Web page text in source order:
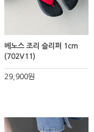
베노스 조리 슬리퍼 1cm
(702V11)
29,900원